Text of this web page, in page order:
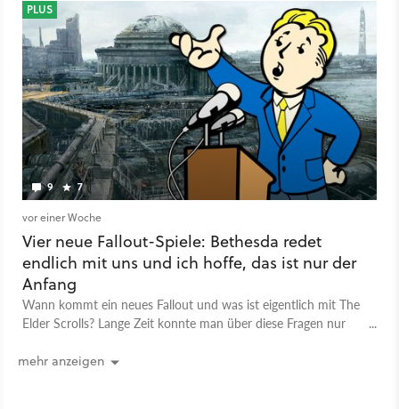
Spiel PC PlayStation 3 Xbox 360 PlayStation
Xbox
Rollenspiel
Ubisoft Bethesda Game Studios
9 7
PLUS
vor einer Woche
Vier neue Fallout-Spiele: Bethesda redet
endlich mit uns und ich hoffe, das ist nur der
Anfang
Wann kommt ein neues Fallout und was ist eigentlich mit The
Elder Scrolls? Lange Zeit konnte man über diese Fragen nur
gebrochen. Und das kann für mich nur der Anfang sein.
mehr anzeigen